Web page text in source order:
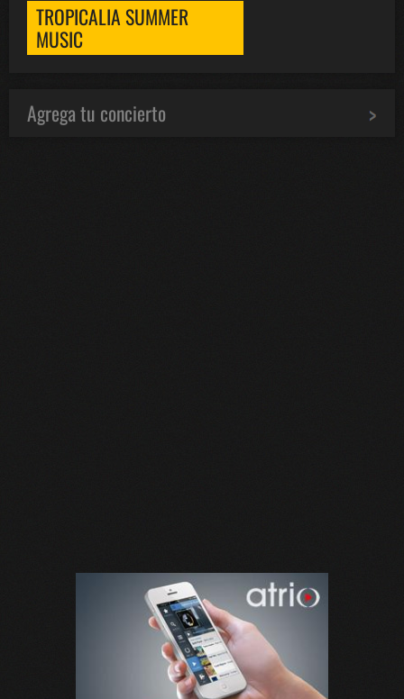
TROPICALIA SUMMER
MUSIC
Agrega tu concierto